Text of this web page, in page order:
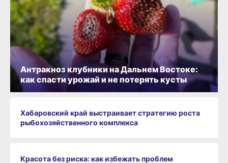
Антракноз клубники на Дальнем Востоке:
как спасти урожай и не потерять кусты
Хабаровский край выстраивает стратегию роста
рыбохозяйственного комплекса
Красота без риска: как избежать проблем